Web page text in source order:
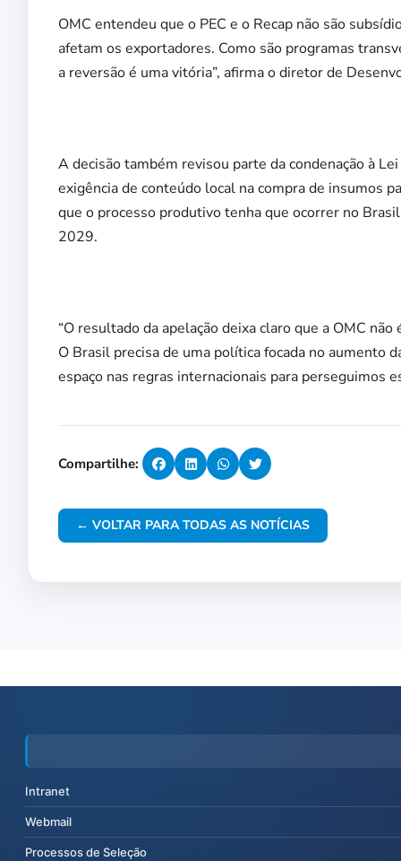
OMC entendeu que o PEC e o Recap não são
afetam os exportadores. Como são programas
a reversão é uma vitória”, afirma o diretor de
A decisão também revisou parte da condenação à
exigência de conteúdo local na compra de insumos
que o processo produtivo tenha que ocorrer no
2029.
“O resultado da apelação deixa claro que a OMC
O Brasil precisa de uma política focada no aumento
espaço nas regras internacionais para perseguimos
Compartilhe:
← VOLTAR PARA TODAS AS NOTÍCIAS
Intranet
Webmail
Processos de Seleção